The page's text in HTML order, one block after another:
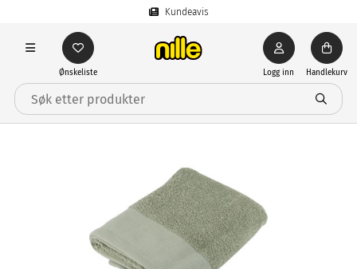
Kundeavis
Ønskeliste Logg inn Handlekurv